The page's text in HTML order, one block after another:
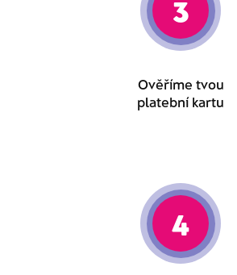
3
Ověříme tvou
platební kartu
4